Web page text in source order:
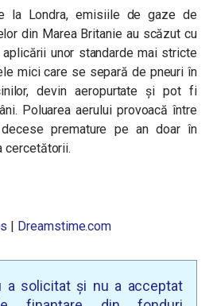
la Londra, emisiile de gaze de
din Marea Britanie au scăzut cu
unor standarde mai stricte
mici care se separă de pneuri în
devin aeropurtate și pot fi
Poluarea aerului provoacă între
premature pe an doar în
cercetătorii.
| Dreamstime.com
a solicitat și nu a acceptat